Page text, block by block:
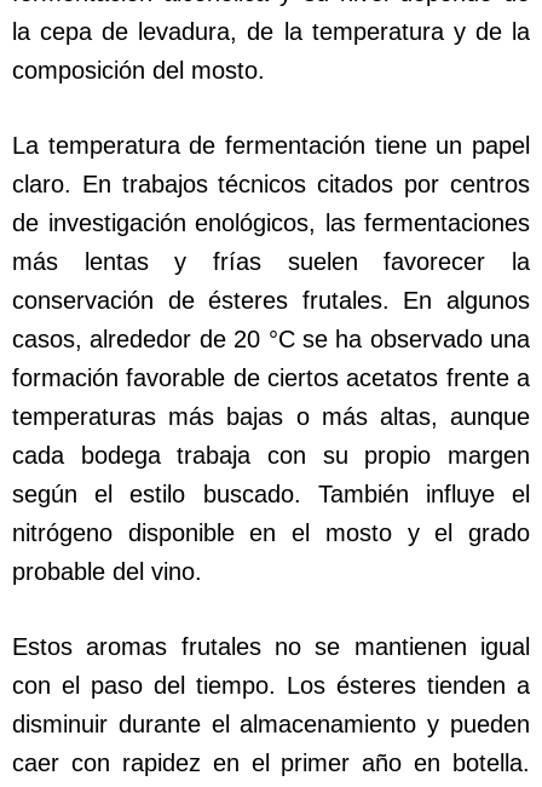
la cepa de levadura, de la temperatura y de la
composición del mosto.
La temperatura de fermentación tiene un papel
claro. En trabajos técnicos citados por centros
de investigación enológicos, las fermentaciones
más lentas y frías suelen favorecer la
conservación de ésteres frutales. En algunos
casos, alrededor de 20 °C se ha observado una
formación favorable de ciertos acetatos frente a
temperaturas más bajas o más altas, aunque
cada bodega trabaja con su propio margen
según el estilo buscado. También influye el
nitrógeno disponible en el mosto y el grado
probable del vino.
Estos aromas frutales no se mantienen igual
con el paso del tiempo. Los ésteres tienden a
disminuir durante el almacenamiento y pueden
caer con rapidez en el primer año en botella.